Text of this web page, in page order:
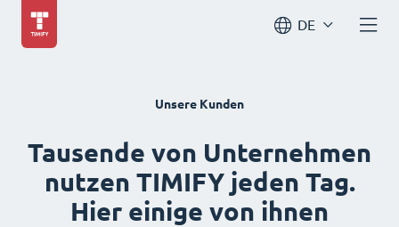
DE
Unsere Kunden
Tausende von Unternehmen
nutzen TIMIFY jeden Tag.
Hier einige von ihnen